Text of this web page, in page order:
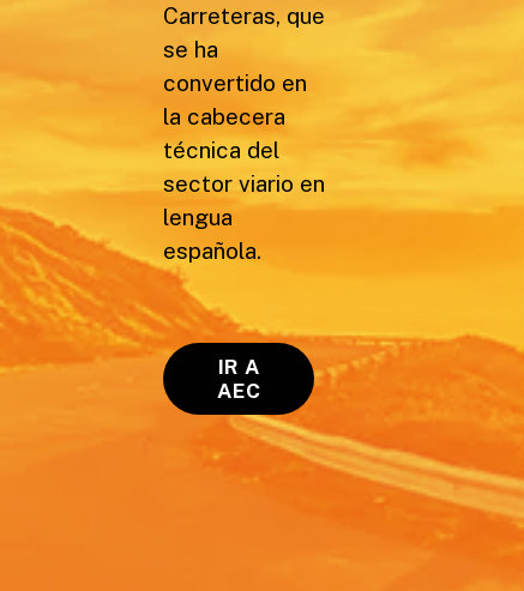
Carreteras, que
se ha
convertido en
la cabecera
técnica del
sector viario en
lengua
española.
IR A
AEC